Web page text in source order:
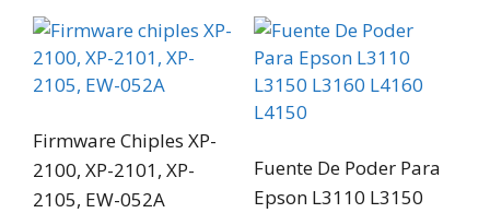
Firmware Chiples XP-
2100, XP-2101, XP-
2105, EW-052A
Fuente De Poder Para
Epson L3110 L3150